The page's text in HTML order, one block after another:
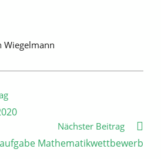
Nächster Beitrag
Mathematikwettbewerb